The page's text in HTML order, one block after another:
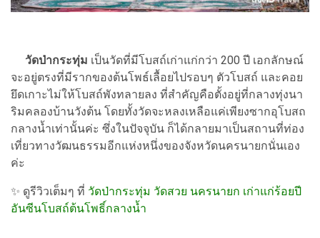
วัดป่ากระทุ่ม เป็นวัดที่มีโบสถ์เก่าแก่กว่า 200 ปี เอกลักษณ์
จะอยู่ตรงที่มีรากของต้นโพธ์เลื้อยไปรอบๆ ตัวโบสถ์ และคอย
ยึดเกาะไม่ให้โบสถ์พังทลายลง ที่สำคัญคือตั้งอยู่ที่กลางทุ่งนา
ริมคลองบ้านวังต้น โดยทั้งวัดจะหลงเหลือแค่เพียงซากอุโบสถ
กลางน้ำเท่านั้นค่ะ ซึ่งในปัจจุบัน ก็ได้กลายมาเป็นสถานที่ท่อง
เที่ยวทางวัฒนธรรมอีกแห่งหนึ่งของจังหวัดนครนายกนั่นเอง
ค่ะ
✨ ดูรีวิวเต็มๆ ที่ วัดป่ากระทุ่ม วัดสวย นครนายก เก่าแก่ร้อยปี
อันซีนโบสถ์ต้นโพธิ์กลางน้ำ